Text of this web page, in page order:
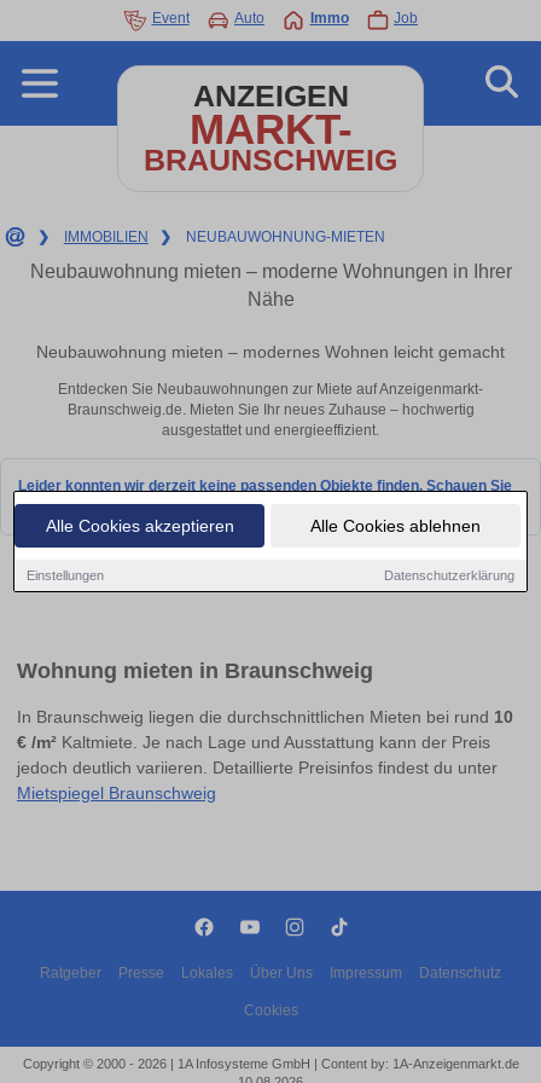
Alle Cookies akzeptieren Alle Cookies ablehnen
Einstellungen Datenschutzerklärung
Event Auto Immo Job
ANZEIGEN
MARKT-
BRAUNSCHWEIG
❯ IMMOBILIEN ❯ NEUBAUWOHNUNG-MIETEN
Neubauwohnung mieten – moderne Wohnungen in Ihrer
Nähe
Neubauwohnung mieten – modernes Wohnen leicht gemacht
Entdecken Sie Neubauwohnungen zur Miete auf Anzeigenmarkt-
Braunschweig.de. Mieten Sie Ihr neues Zuhause – hochwertig
ausgestattet und energieeffizient.
Leider konnten wir derzeit keine passenden Objekte finden. Schauen Sie
bald wieder vorbei!
Wohnung mieten in Braunschweig
In Braunschweig liegen die durchschnittlichen Mieten bei rund 10
€ /m² Kaltmiete. Je nach Lage und Ausstattung kann der Preis
jedoch deutlich variieren. Detaillierte Preisinfos findest du unter
Mietspiegel Braunschweig
Ratgeber Presse Lokales Über Uns Impressum Datenschutz
Cookies
Copyright © 2000 - 2026 | 1A Infosysteme GmbH | Content by: 1A-Anzeigenmarkt.de